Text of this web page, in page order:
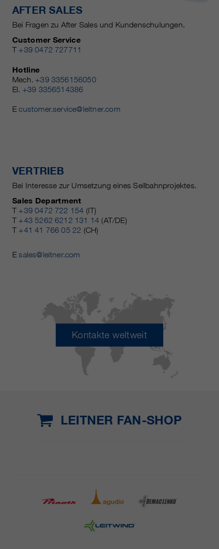
AFTER SALES
Bei Fragen zu After Sales und Kundenschulungen.
Customer Service
T +39 0472 727711
Hotline
Mech. +39 3356156050
El. +39 3356514386
Ecustomer.service@leitner.com
VERTRIEB
Bei Interesse zur Umsetzung eines Seilbahnprojektes.
Sales Department
T +39 0472 722 154 (IT)
T +43 5262 6212 131 14 (AT/DE)
T +41 41 766 05 22 (CH)
Esales@leitner.com
Kontakte weltweit
LEITNER FAN-SHOP